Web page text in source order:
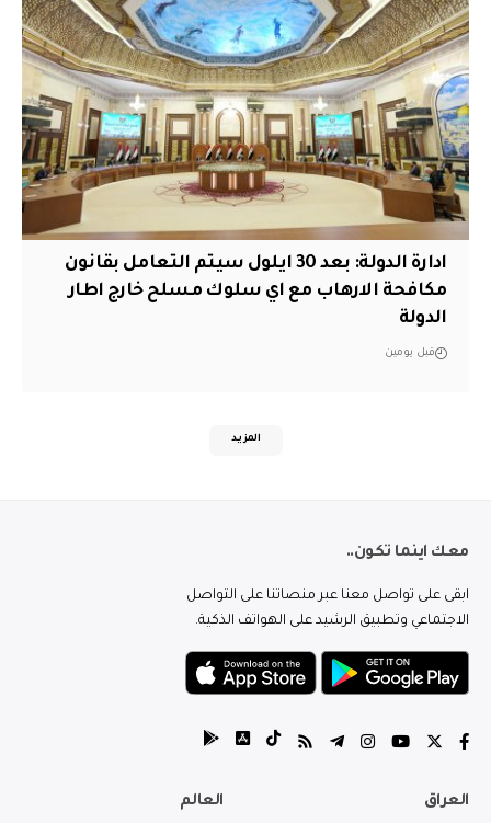
ادارة الدولة: بعد 30 ايلول سيتم التعامل بقانون
مكافحة الارهاب مع اي سلوك مسلح خارج اطار
الدولة
قبل يومين
المزيد
معك اينما تكون..
ابقى على تواصل معنا عبر منصاتنا على التواصل
الاجتماعي وتطبيق الرشيد على الهواتف الذكية.
العراق العالم